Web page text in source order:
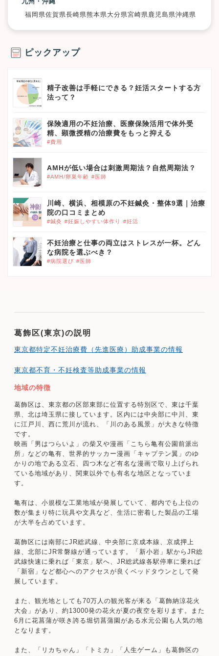
福岡県佐賀県長崎県 熊本県 大分県宮崎県 鹿児島県沖縄県
ピックアップ
精子改善は手軽にできる？妊活スタートする方
法って？
保険適用の不妊治療、医療保険活用で体外受
精、顕微授精の治療費をもっと抑える
#費用
AMHが低い場合は刺激周期法？自然周期法？
#AMH/卵巣年齢 #医師
川崎、横浜、相模原の不妊鍼灸・整体9選｜治療
院の口コミまとめ
#鍼灸 #妊娠しやすい体作り #妊活
不妊治療と仕事の両立はストレスが一杯。どん
な病院を選ぶべき？
#病院選び #医師
葛飾区(東京)の説明
東京都特定不妊治療費（先進医療）助成事業の情報
東京都不育・不妊検査等助成事業の情報
地域の特徴
葛飾区は、東京都の区部東部に位置する特別区で、東は千葉
県、北は埼玉県に接しています。区内には中央部に中川、東
に江戸川、西に荒川が流れ、「川のある風景」が大きな特徴
です。
映画「男はつらいよ」の柴又や漫画「こちら亀有公園前派出
所」などの亀有、世界的サッカー漫画「キャプテン翼」のゆ
かりの地である立石、四つ木など有名な漫画で取り上げられ
ている地域があり、関東以外でも有名な地区となっていま
す。
亀有は、小規模な工業地域が発展していて、都内でも上位の
数が集まり特に玩具や文具など、生活に密着した製品の工場
が大半を占めています。
葛飾区には南部にJR総武線、中央部に京成本線、京成押上
線、北部にJR常磐線が通っています。「新小岩」駅からJR総
武線快速に乗れば「東京」駅へ、JR総武線各駅停車に乗れば
「新宿」など都心へのアクセスが良くベッドタウンとして発
展しています。
また、観光地としても70万人の観光客が来る「葛飾納涼花火
大会」があり、約13000発の花火が夏の夜空を彩ります。また
6月に花菖蒲が咲き誇る堀切菖蒲園がある水元公園も人気の地
となります。
また、「リカちゃん」「トミカ」「人生ゲーム」も葛飾区の